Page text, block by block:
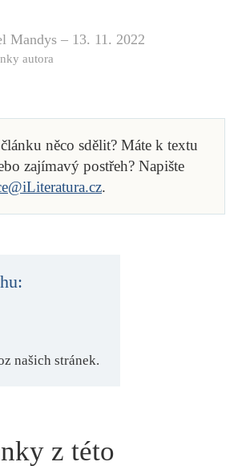
Mandys – 13. 11. 2022
autora
něco sdělit? Máte k textu
zajímavý postřeh? Napište
.
našich stránek.
z této